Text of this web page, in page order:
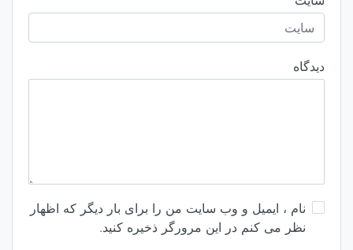
دیدگاه
نام ، ایمیل و وب سایت من را برای بار دیگر که اظهار
نظر می کنم در این مرورگر ذخیره کنید.